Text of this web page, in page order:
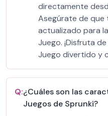
directamente
Asegúrate de que
actualizado para
Juego. ¡Disfruta
Juego divertido y
Q:¿Cuáles son las
Juegos de Sprunki?